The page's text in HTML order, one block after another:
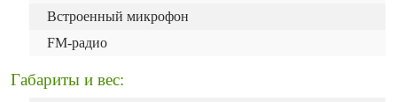
Встроенный микрофон
FM-радио
Габариты и вес: